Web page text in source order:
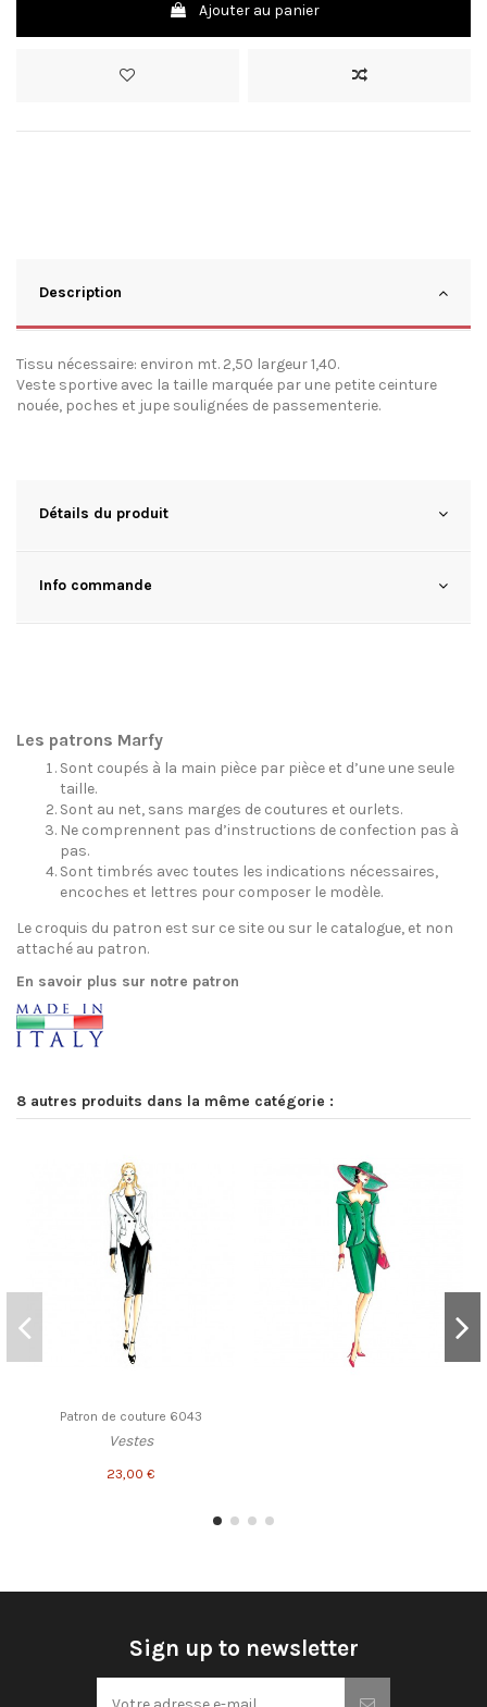
Ajouter au panier
Description
Tissu nécessaire: environ mt. 2,50 largeur 1,40.
Veste sportive avec la taille marquée par une petite ceinture
nouée, poches et jupe soulignées de passementerie.
Détails du produit
Info commande
Les patrons Marfy
Sont coupés à la main pièce par pièce et d’une une seule
taille.
Sont au net, sans marges de coutures et ourlets.
Ne comprennent pas d’instructions de confection pas à
pas.
Sont timbrés avec toutes les indications nécessaires,
encoches et lettres pour composer le modèle.
Le croquis du patron est sur ce site ou sur le catalogue, et non
attaché au patron.
En savoir plus sur notre patron
8 autres produits dans la même catégorie :
Patron de couture 6043
Vestes
23,00 €
Sign up to newsletter